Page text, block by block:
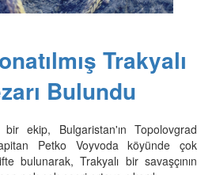
Trakyalı
Bulundu
ekip, Bulgaristan'ın Topolovgrad
Petko Voyvoda köyünde çok
bulunarak, Trakyalı bir savaşçının